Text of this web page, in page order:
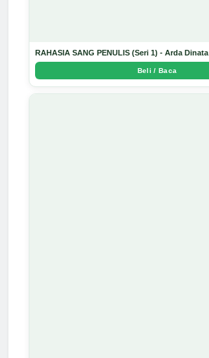
RAHASIA SANG PENULIS (Seri 1) - Arda Dinata
Beli / Baca